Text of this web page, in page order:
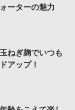
ーターの魅力
ねぎ麹でいつも
アップ！